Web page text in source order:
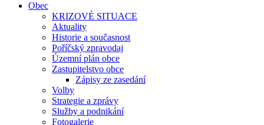
Obec
KRIZOVÉ SITUACE
Aktuality
Historie a současnost
Poříčský zpravodaj
Územní plán obce
Zastupitelstvo obce
Zápisy ze zasedání
Volby
Strategie a zprávy
Služby a podnikání
Fotogalerie